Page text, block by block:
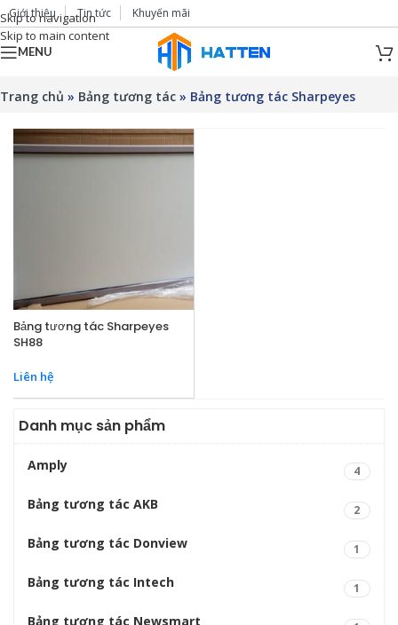
Skip to navigation
Skip to main content
Giới thiệu Tin tức Khuyến mãi
MENU
Trang chủ » Bảng tương tác » Bảng tương tác Sharpeyes
Danh mục sản phẩm
Amply 4
Bảng tương tác AKB 2
Bảng tương tác Donview 1
Bảng tương tác Intech 1
Bảng tương tác Newsmart
Bảng tương tác Sharpeyes
SH88
Liên hệ